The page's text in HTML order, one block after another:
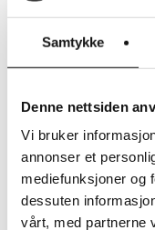
Samtykke
Denne nettsiden
Vi bruker
annonser et
mediefunksjoner og
dessuten
vårt, med partnerne
TERN GSD
KR89.000